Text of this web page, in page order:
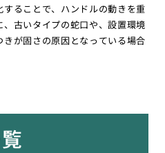
ることで、ハンドルの動きを重
古いタイプの蛇口や、設置環境
が固さの原因となっている場合